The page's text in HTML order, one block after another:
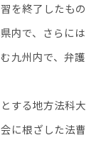
を終了したもの
内で、さらには
九州内で、弁護
する地方法科大
に根ざした法曹